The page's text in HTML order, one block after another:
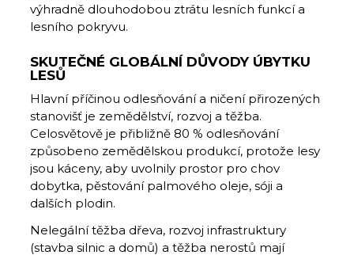
výhradně dlouhodobou ztrátu lesních funkcí a
lesního pokryvu.
SKUTEČNÉ GLOBÁLNÍ DŮVODY ÚBYTKU
LESŮ
Hlavní příčinou odlesňování a ničení přirozených
stanovišť je zemědělství, rozvoj a těžba.
Celosvětově je přibližně 80 % odlesňování
způsobeno zemědělskou produkcí, protože lesy
jsou káceny, aby uvolnily prostor pro chov
dobytka, pěstování palmového oleje, sóji a
dalších plodin.
Nelegální těžba dřeva, rozvoj infrastruktury
(stavba silnic a domů) a těžba nerostů mají